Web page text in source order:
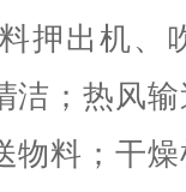
押出机、
； 热风
物料；干